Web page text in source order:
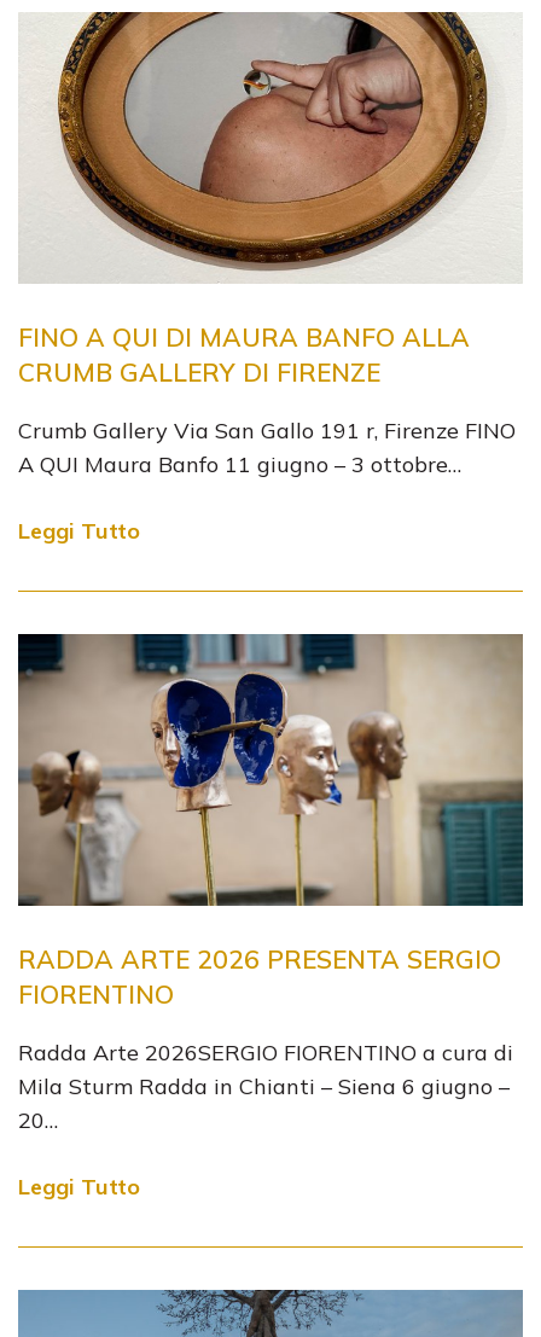
FINO A QUI DI MAURA BANFO ALLA
CRUMB GALLERY DI FIRENZE
Crumb Gallery Via San Gallo 191 r, Firenze FINO
A QUI Maura Banfo 11 giugno – 3 ottobre…
Leggi Tutto
RADDA ARTE 2026 PRESENTA SERGIO
FIORENTINO
Radda Arte 2026SERGIO FIORENTINO a cura di
Mila Sturm Radda in Chianti – Siena 6 giugno –
20…
Leggi Tutto